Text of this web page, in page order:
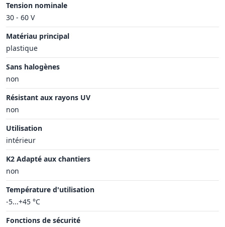
Tension nominale
30 - 60 V
Matériau principal
plastique
Sans halogènes
non
Résistant aux rayons UV
non
Utilisation
intérieur
K2 Adapté aux chantiers
non
Température d'utilisation
-5...+45 °C
Fonctions de sécurité